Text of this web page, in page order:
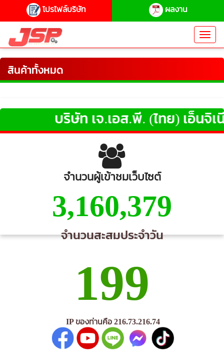
โปรไฟล์บริษัท ผลงาน
สินค้าทั้งหมด
บริษัท เจ.เอส.พี. (ไทย) เอ็นจิเ
จำนวนผู้เข้าชมเว็บไซต์
3,160,379
จำนวนสะสมประจำวัน
199
IP ของท่านคือ 216.73.216.74